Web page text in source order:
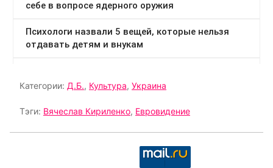
Категории: Д.Б., Культура, Украина
Тэги: Вячеслав Кириленко, Евровидение